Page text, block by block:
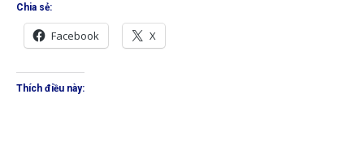
Chia sẻ:
Facebook X
Thích điều này: